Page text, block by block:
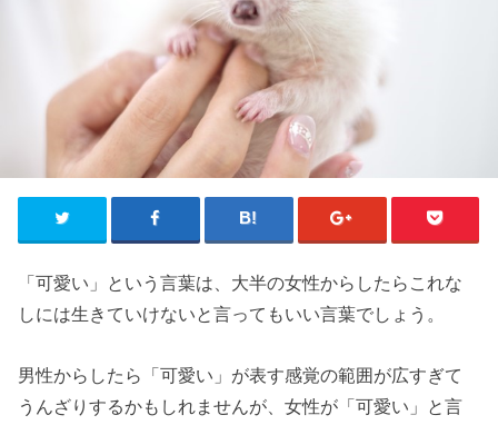
「可愛い」という言葉は、大半の女性からしたらこれな
しには生きていけないと言ってもいい言葉でしょう。
男性からしたら「可愛い」が表す感覚の範囲が広すぎて
うんざりするかもしれませんが、女性が「可愛い」と言